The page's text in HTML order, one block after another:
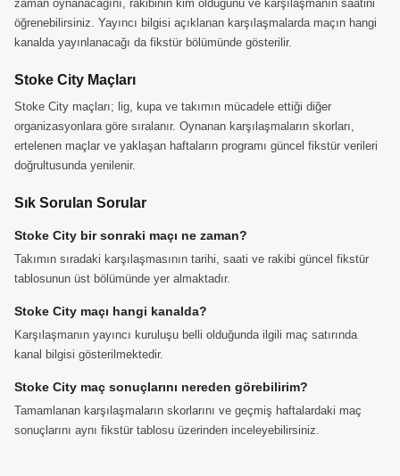
zaman oynanacağını, rakibinin kim olduğunu ve karşılaşmanın saatini
öğrenebilirsiniz. Yayıncı bilgisi açıklanan karşılaşmalarda maçın hangi
kanalda yayınlanacağı da fikstür bölümünde gösterilir.
Stoke City Maçları
Stoke City maçları; lig, kupa ve takımın mücadele ettiği diğer
organizasyonlara göre sıralanır. Oynanan karşılaşmaların skorları,
ertelenen maçlar ve yaklaşan haftaların programı güncel fikstür verileri
doğrultusunda yenilenir.
Sık Sorulan Sorular
Stoke City bir sonraki maçı ne zaman?
Takımın sıradaki karşılaşmasının tarihi, saati ve rakibi güncel fikstür
tablosunun üst bölümünde yer almaktadır.
Stoke City maçı hangi kanalda?
Karşılaşmanın yayıncı kuruluşu belli olduğunda ilgili maç satırında
kanal bilgisi gösterilmektedir.
Stoke City maç sonuçlarını nereden görebilirim?
Tamamlanan karşılaşmaların skorlarını ve geçmiş haftalardaki maç
sonuçlarını aynı fikstür tablosu üzerinden inceleyebilirsiniz.